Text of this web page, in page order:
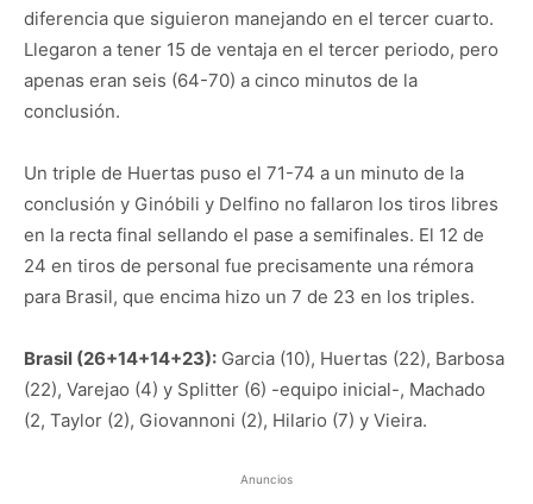
diferencia que siguieron manejando en el tercer cuarto.
Llegaron a tener 15 de ventaja en el tercer periodo, pero
apenas eran seis (64-70) a cinco minutos de la
conclusión.
Un triple de Huertas puso el 71-74 a un minuto de la
conclusión y Ginóbili y Delfino no fallaron los tiros libres
en la recta final sellando el pase a semifinales. El 12 de
24 en tiros de personal fue precisamente una rémora
para Brasil, que encima hizo un 7 de 23 en los triples.
Brasil (26+14+14+23): Garcia (10), Huertas (22), Barbosa
(22), Varejao (4) y Splitter (6) -equipo inicial-, Machado
(2, Taylor (2), Giovannoni (2), Hilario (7) y Vieira.
Anuncios